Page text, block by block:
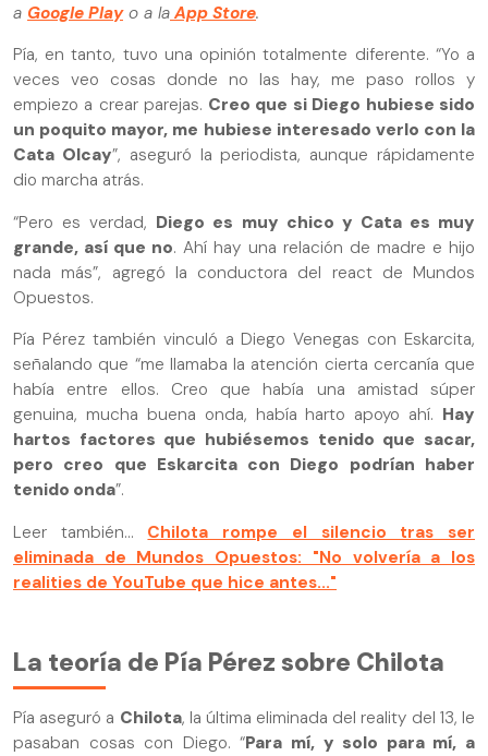
a Google Playo a laApp Store.
Pía, en tanto, tuvo una opinión totalmente diferente. “Yo a
veces veo cosas donde no las hay, me paso rollos y
empiezo a crear parejas. Creo que si Diego hubiese sido
un poquito mayor, me hubiese interesado verlo con la
Cata Olcay”, aseguró la periodista, aunque rápidamente
dio marcha atrás.
“Pero es verdad, Diego es muy chico y Cata es muy
grande, así que no. Ahí hay una relación de madre e hijo
nada más”, agregó la conductora del react de Mundos
Opuestos.
Pía Pérez también vinculó a Diego Venegas con Eskarcita,
señalando que “me llamaba la atención cierta cercanía que
había entre ellos. Creo que había una amistad súper
genuina, mucha buena onda, había harto apoyo ahí. Hay
hartos factores que hubiésemos tenido que sacar,
pero creo que Eskarcita con Diego podrían haber
tenido onda”.
Leer también... Chilota rompe el silencio tras ser
eliminada de Mundos Opuestos: "No volvería a los
realities de YouTube que hice antes..."
La teoría de Pía Pérez sobre Chilota
Pía aseguró a Chilota, la última eliminada del reality del 13, le
pasaban cosas con Diego. “Para mí, y solo para mí, a